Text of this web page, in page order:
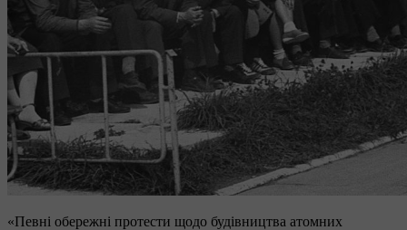
«Певні обережні протести щодо будівництва атомних